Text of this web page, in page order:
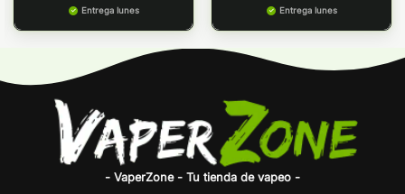
Entrega lunes Entrega lunes
- VaperZone - Tu tienda de vapeo -